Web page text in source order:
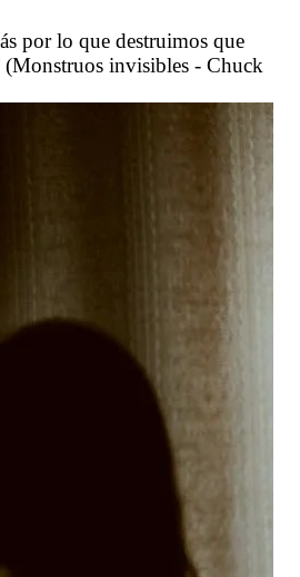
por lo que destruimos que
(Monstruos invisibles - Chuck